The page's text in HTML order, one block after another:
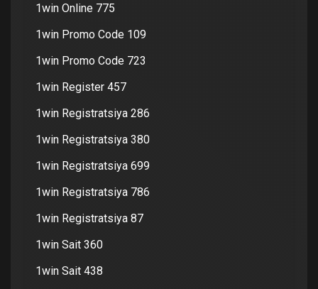
1win Online 775
1win Promo Code 109
1win Promo Code 723
1win Register 457
1win Registratsiya 286
1win Registratsiya 380
1win Registratsiya 699
1win Registratsiya 786
1win Registratsiya 87
1win Sait 360
1win Sait 438